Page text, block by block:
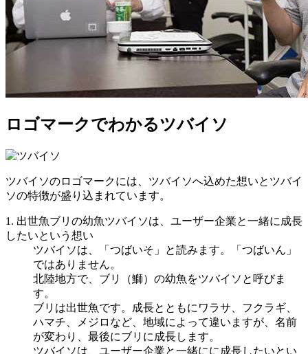
ロゴマークでわかるツバイソ
ツバイソのロゴマークには、ツバイソへ込めた想いとツバイ
ソの特徴が盛り込まれています。
1. 出世魚ブリの幼魚ツバイソは、ユーザー企業と一緒に成長
したいという想い
ツバイソは、「つばいそ」と読みます。「つばいん」
ではありません。
北陸地方で、ブリ（鰤）の幼魚をツバイソと呼びま
す。
ブリは出世魚です。成長とともにワラサ、フクラギ、
ハマチ、メジロなど、地域によって違いますが、名前
が変わり、最後にブリに成長します。
ツバイソは、ユーザー企業と一緒にに成長したいとい